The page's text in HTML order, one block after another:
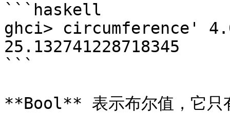
```haskell
ghci> circumference'
25.132741228718345
```
**Bool** 表示布尔值，它